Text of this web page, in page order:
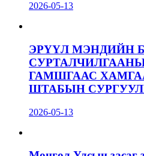
2026-05-13
ЭРҮҮЛ МЭНДИЙН
ГАМШГААС
ШТАБЫН
2026-05-13